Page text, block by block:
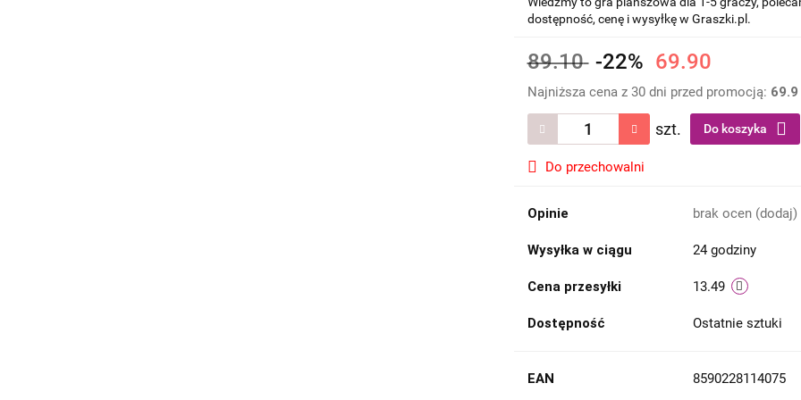
dostępność, cenę i wysyłkę w Graszki.pl.
89.10 -22% 69.90
Najniższa cena z 30 dni przed promocją: 69.9
szt. Do koszyka
Do przechowalni
Opinie brak ocen (dodaj)
Wysyłka w ciągu 24 godziny
Cena przesyłki 13.49
Dostępność Ostatnie sztuki
EAN 8590228114075